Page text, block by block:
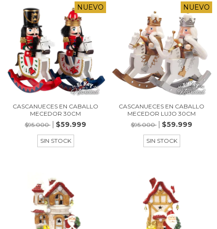
NUEVO
CASCANUECES EN CABALLO
MECEDOR 30CM
$95.000
$59.999
SIN STOCK
NUEVO
CASCANUECES EN CABALLO
MECEDOR LUJO 30CM
$95.000
$59.999
SIN STOCK